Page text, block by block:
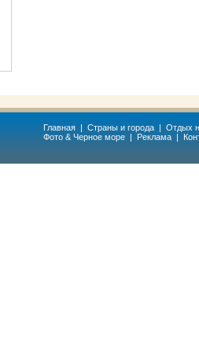
Главная | Страны и города | Отдых
Фото & Черное море | Реклама |